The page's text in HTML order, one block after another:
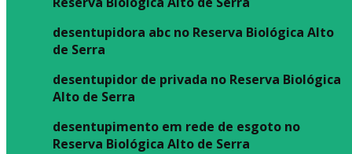
desentupidora abc no Reserva Biológica Alto
de Serra
desentupidor de privada no Reserva Biológica
Alto de Serra
desentupimento em rede de esgoto no
Reserva Biológica Alto de Serra